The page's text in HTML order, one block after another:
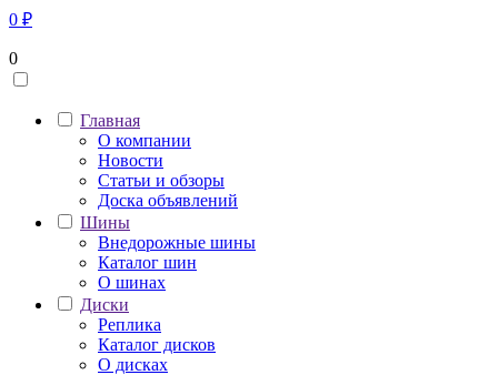
0 ₽
0
Главная
О компании
Новости
Статьи и обзоры
Доска объявлений
Шины
Внедорожные шины
Каталог шин
О шинах
Диски
Реплика
Каталог дисков
О дисках